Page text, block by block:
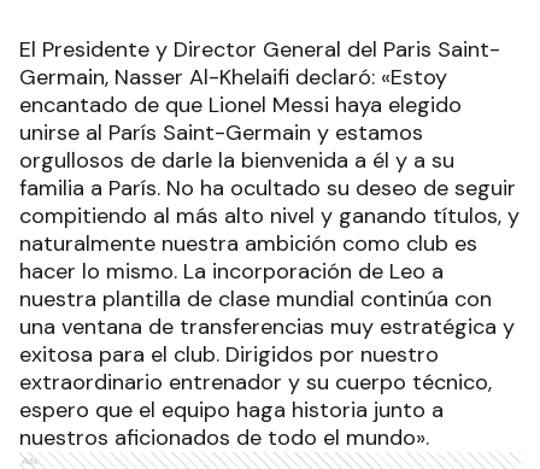
El Presidente y Director General del Paris Saint-
Germain, Nasser Al-Khelaifi declaró: «Estoy
encantado de que Lionel Messi haya elegido
unirse al París Saint-Germain y estamos
orgullosos de darle la bienvenida a él y a su
familia a París. No ha ocultado su deseo de seguir
compitiendo al más alto nivel y ganando títulos, y
naturalmente nuestra ambición como club es
hacer lo mismo. La incorporación de Leo a
nuestra plantilla de clase mundial continúa con
una ventana de transferencias muy estratégica y
exitosa para el club. Dirigidos por nuestro
extraordinario entrenador y su cuerpo técnico,
espero que el equipo haga historia junto a
nuestros aficionados de todo el mundo».
Ads